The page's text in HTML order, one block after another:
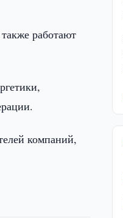
работают
компаний,